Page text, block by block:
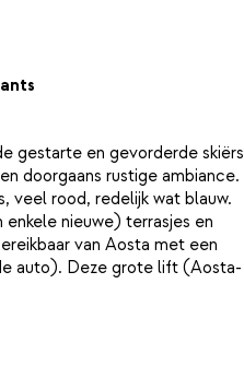
gestarte en gevorderde skiërs
doorgaans rustige ambiance.
veel rood, redelijk wat blauw.
nieuwe) terrasjes en
van Aosta met een
auto). Deze grote lift (Aosta-